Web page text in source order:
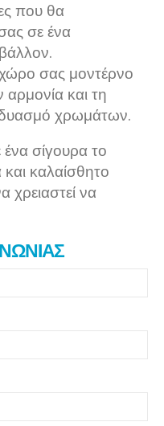
που θα
σε ένα
σας μοντέρνο
και τη
χρωμάτων.
σίγουρα το
καλαίσθητο
να